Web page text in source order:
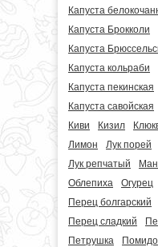
Капуста
Капуста Брокколи
Капуста
Капуста кольраби
Капуста пекинская
Капуста савойская
Киви
Кизил
Лимон
Лук порей
Лук репчатый
Облепиха
Огурец
Перец болгарский
Перец сладкий
Петрушка